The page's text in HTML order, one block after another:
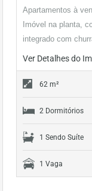
Apartamentos à
Imóvel na planta,
integrado com
Ver Detalhes do
62 m²
2 Dormitórios
1 Sendo Suíte
1 Vaga